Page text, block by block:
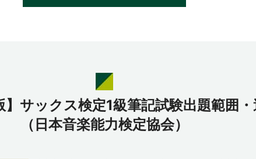
】サックス検定1級筆記試験出題範囲
（日本音楽能力検定協会）